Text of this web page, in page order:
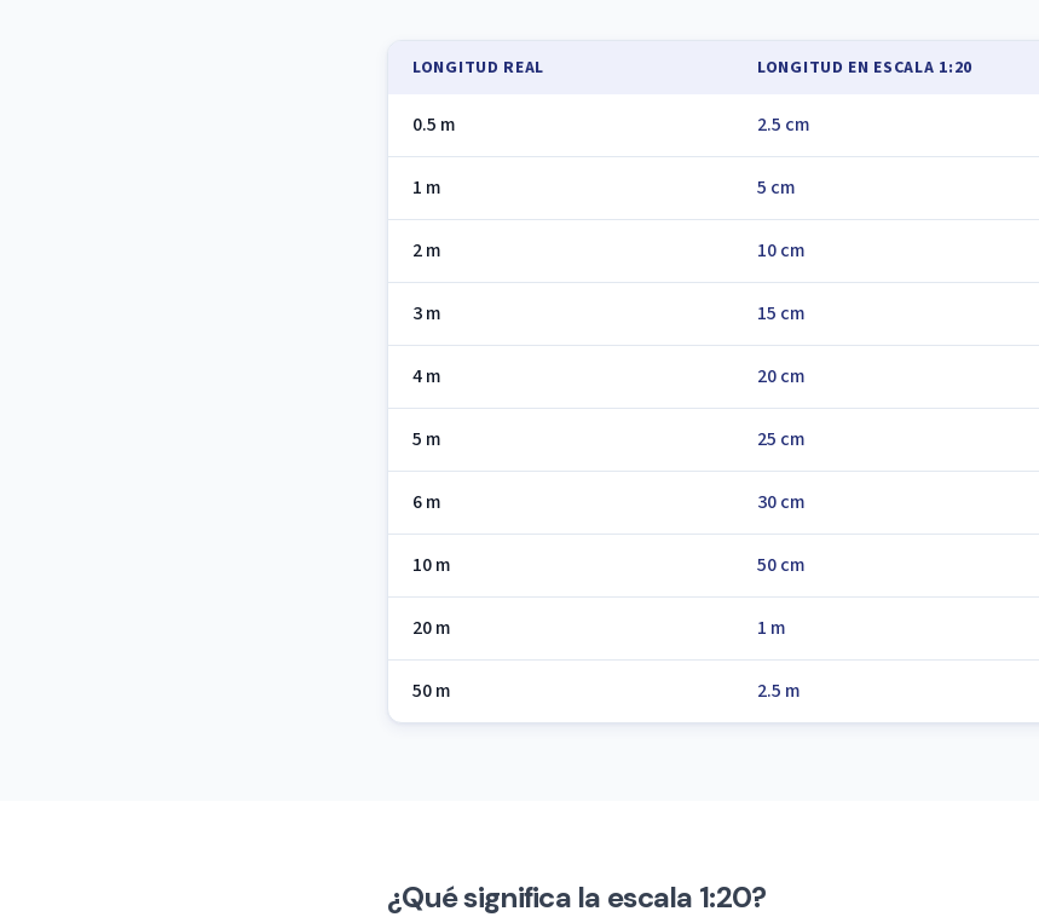
LONGITUD REAL LONGITUD EN ESCALA 1:20
0.5 m 2.5 cm
1 m 5 cm
2 m 10 cm
3 m 15 cm
4 m 20 cm
5 m 25 cm
6 m 30 cm
10 m 50 cm
20 m 1 m
50 m 2.5 m
¿Qué significa la escala 1:20?